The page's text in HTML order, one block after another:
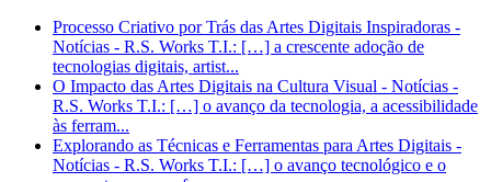
Processo Criativo por Trás das Artes Digitais Inspiradoras -
Notícias - R.S. Works T.I.: […] a crescente adoção de
tecnologias digitais, artist...
O Impacto das Artes Digitais na Cultura Visual - Notícias -
R.S. Works T.I.: […] o avanço da tecnologia, a acessibilidade
às ferram...
Explorando as Técnicas e Ferramentas para Artes Digitais -
Notícias - R.S. Works T.I.: […] o avanço tecnológico e o